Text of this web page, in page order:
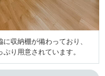
収納棚が備わっており、
り用意されています。